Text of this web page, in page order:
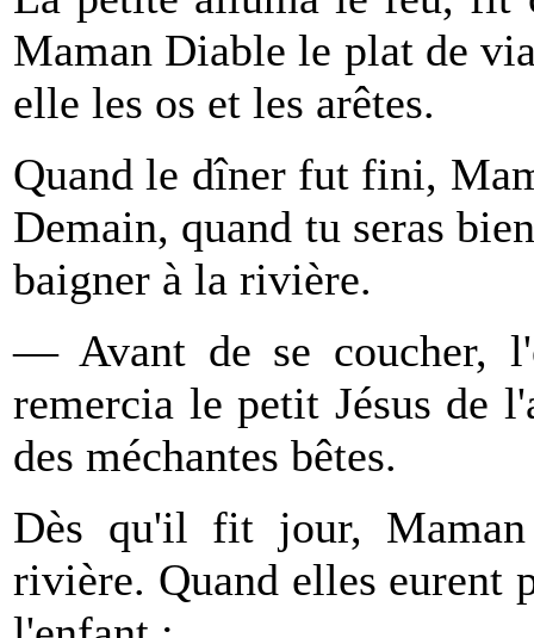
Maman Diable le plat de
elle les os et les arêtes.
Quand le dîner fut fini,
Demain, quand tu seras
baigner à la rivière.
— Avant de se coucher,
remercia le petit Jésus de
des méchantes bêtes.
Dès qu'il fit jour,
rivière. Quand elles eurent